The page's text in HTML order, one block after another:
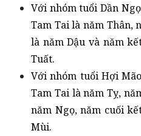
Với nhóm tuổi Dần
Tam Tai là năm Thân,
là năm Dậu và năm
Tuất.
Với nhóm tuổi Hợi
Tam Tai là năm Tỵ,
năm Ngọ, năm cuối
Mùi.